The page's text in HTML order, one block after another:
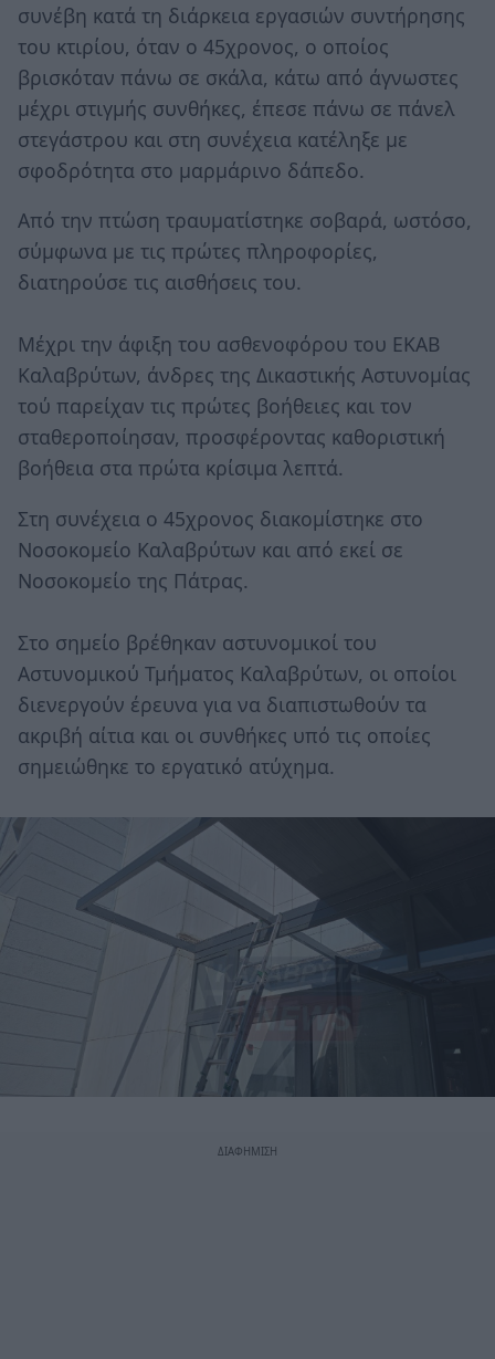
συνέβη κατά τη διάρκεια εργασιών συντήρησης
του κτιρίου, όταν ο 45χρονος, ο οποίος
βρισκόταν πάνω σε σκάλα, κάτω από άγνωστες
μέχρι στιγμής συνθήκες, έπεσε πάνω σε πάνελ
στεγάστρου και στη συνέχεια κατέληξε με
σφοδρότητα στο μαρμάρινο δάπεδο.
Από την πτώση τραυματίστηκε σοβαρά, ωστόσο,
σύμφωνα με τις πρώτες πληροφορίες,
διατηρούσε τις αισθήσεις του.
Μέχρι την άφιξη του ασθενοφόρου του ΕΚΑΒ
Καλαβρύτων, άνδρες της Δικαστικής Αστυνομίας
τού παρείχαν τις πρώτες βοήθειες και τον
σταθεροποίησαν, προσφέροντας καθοριστική
βοήθεια στα πρώτα κρίσιμα λεπτά.
Στη συνέχεια ο 45χρονος διακομίστηκε στο
Νοσοκομείο Καλαβρύτων και από εκεί σε
Νοσοκομείο της Πάτρας.
Στο σημείο βρέθηκαν αστυνομικοί του
Αστυνομικού Τμήματος Καλαβρύτων, οι οποίοι
διενεργούν έρευνα για να διαπιστωθούν τα
ακριβή αίτια και οι συνθήκες υπό τις οποίες
σημειώθηκε το εργατικό ατύχημα.